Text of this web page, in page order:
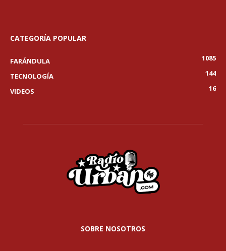
CATEGORÍA POPULAR
FARÁNDULA
1085
TECNOLOGÍA
144
VIDEOS
16
SOBRE NOSOTROS